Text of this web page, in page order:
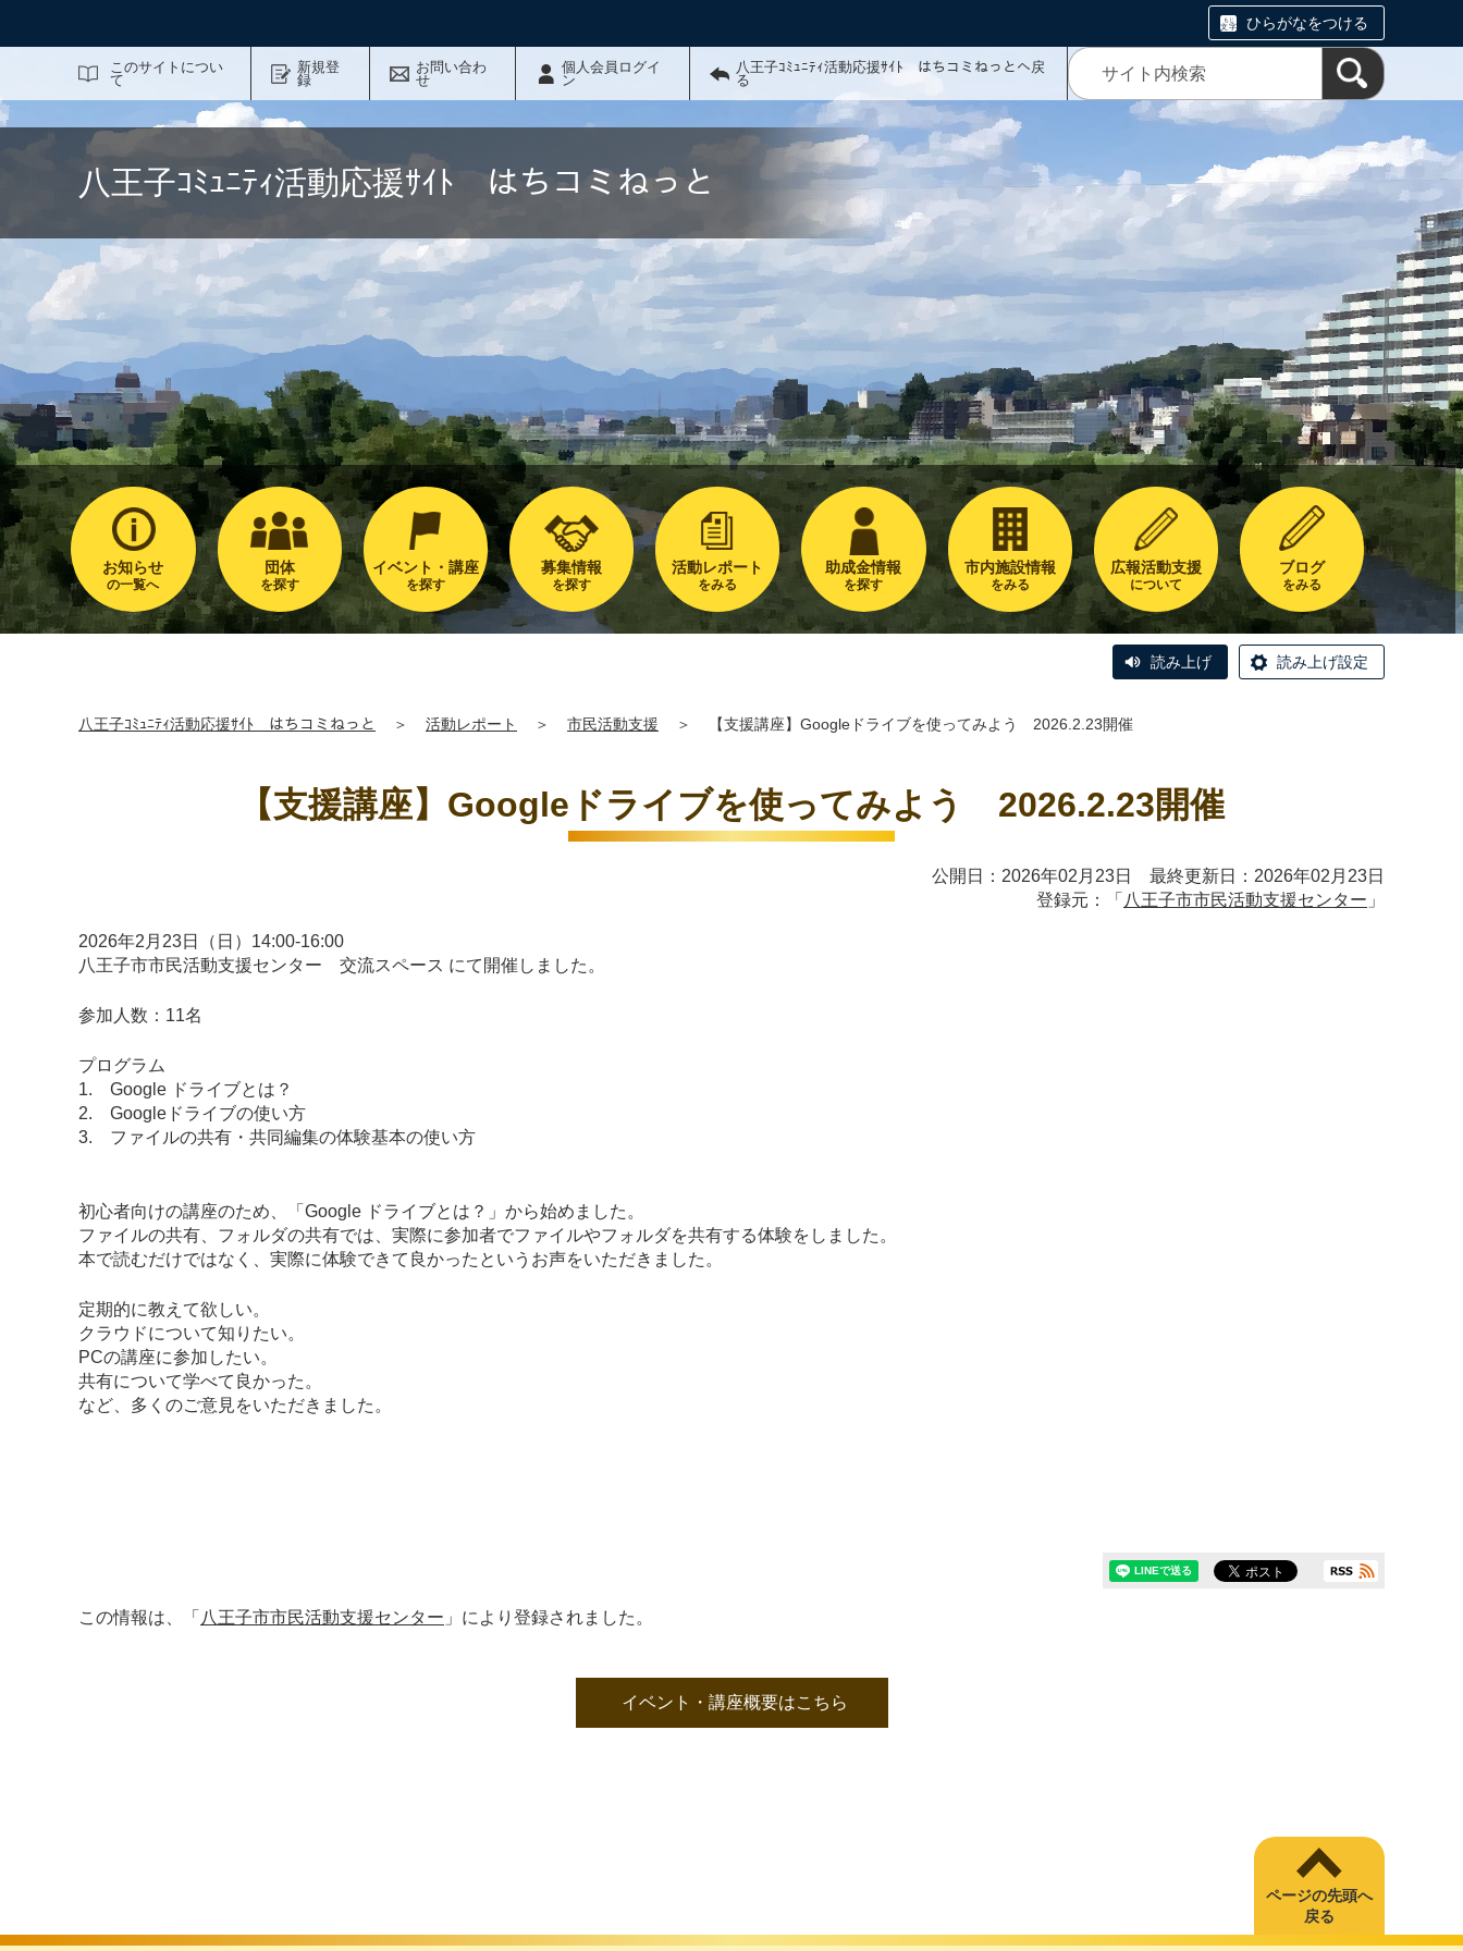
ひらがなをつける
このサイトについ
て
新規登
録
お問い合わ
せ
個人会員ログイ
ン
八王子ｺﾐｭﾆﾃｨ活動応援ｻｲﾄ はちコミねっとへ戻
る
八王子ｺﾐｭﾆﾃｨ活動応援ｻｲﾄ はちコミねっと
お知らせ
の一覧へ
団体
を探す
イベント・講座
を探す
募集情報
を探す
活動レポート
をみる
助成金情報
を探す
市内施設情報
をみる
広報活動支援
について
ブログ
をみる
読み上げ 読み上げ設定
八王子ｺﾐｭﾆﾃｨ活動応援ｻｲﾄ はちコミねっと ＞ 活動レポート ＞ 市民活動支援 ＞ 【支援講座】Googleドライブを使ってみよう 2026.2.23開催
【支援講座】Googleドライブを使ってみよう 2026.2.23開催
公開日：2026年02月23日 最終更新日：2026年02月23日
登録元：「 八王子市市民活動支援センター 」
2026年2月23日（日）14:00-16:00
八王子市市民活動支援センター 交流スペース にて開催しました。
参加人数：11名
プログラム
1. Google ドライブとは？
2. Googleドライブの使い方
3. ファイルの共有・共同編集の体験基本の使い方
初心者向けの講座のため、「Google ドライブとは？」から始めました。
ファイルの共有、フォルダの共有では、実際に参加者でファイルやフォルダを共有する体験をしました。
本で読むだけではなく、実際に体験できて良かったというお声をいただきました。
定期的に教えて欲しい。
クラウドについて知りたい。
PCの講座に参加したい。
共有について学べて良かった。
など、多くのご意見をいただきました。
この情報は、「 八王子市市民活動支援センター 」により登録されました。
イベント・講座概要はこちら
ページの先頭へ
戻る